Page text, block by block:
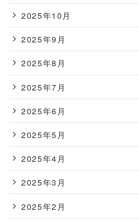
2025年10月
2025年9月
2025年8月
2025年7月
2025年6月
2025年5月
2025年4月
2025年3月
2025年2月